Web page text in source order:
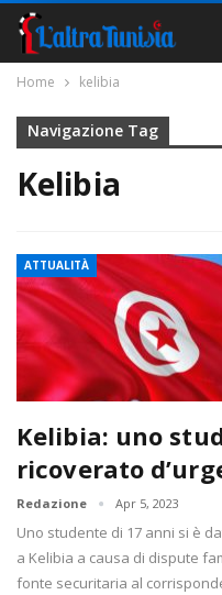
Home kelibia
Navigazione Tag
Kelibia
ATTUALITÀ
Kelibia: uno
ricoverato
Redazione Apr 5, 2023
Uno studente di 17 anni si è
a Kelibia a causa di dispute
fonte securitaria al